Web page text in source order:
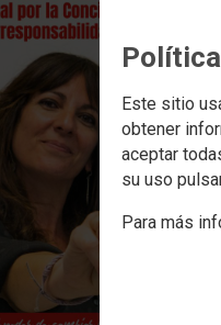
Este sitio
obtener
aceptar
su uso
Para más